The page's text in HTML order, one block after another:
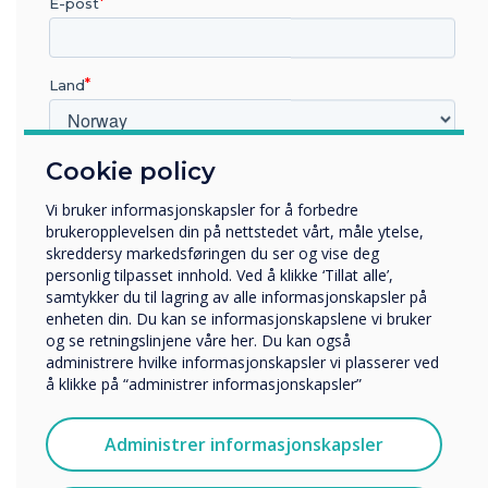
Teachers love it. Students
benefit from it.
Let’s make education equitable –
one classroom at a time.
Cookie policy
Vi bruker informasjonskapsler for å forbedre
brukeropplevelsen din på nettstedet vårt, måle ytelse,
skreddersy markedsføringen du ser og vise deg
personlig tilpasset innhold. Ved å klikke ‘Tillat alle’,
samtykker du til lagring av alle informasjonskapsler på
enheten din. Du kan se informasjonskapslene vi bruker
og se retningslinjene våre her. Du kan også
administrere hvilke informasjonskapsler vi plasserer ved
å klikke på “administrer informasjonskapsler”
Administrer informasjonskapsler
E-post
Land
Hvilken bransje jobber du i?
Företag
Övriga
Selskapets navn
Vi vil gjerne kontakte deg angående våre produkter og
tjenester via e-post, telefon eller post.
Jeg godtar å motta kommunikasjon fra
Clevertouch.
For informasjon om hvordan vi samler inn og bruker